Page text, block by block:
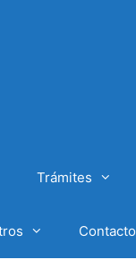
Trámites
Contacto